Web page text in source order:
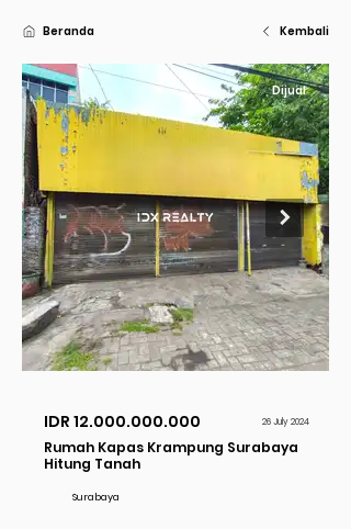
Beranda Kembali
Dijual
IDR 12.000.000.000 26 July 2024
Rumah Kapas Krampung Surabaya
Hitung Tanah
Surabaya